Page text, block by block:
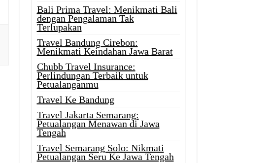
Bali Prima Travel: Menikmati Bali
dengan Pengalaman Tak
Terlupakan
Travel Bandung Cirebon:
Menikmati Keindahan Jawa Barat
Chubb Travel Insurance:
Perlindungan Terbaik untuk
Petualanganmu
Travel Ke Bandung
Travel Jakarta Semarang:
Petualangan Menawan di Jawa
Tengah
Travel Semarang Solo: Nikmati
Petualangan Seru Ke Jawa Tengah